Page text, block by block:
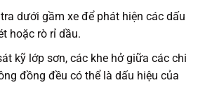
dưới gầm xe để phát hiện các dấu
hoặc rò rỉ dầu.
kỹ lớp sơn, các khe hở giữa các chi
đồng đều có thể là dấu hiệu của